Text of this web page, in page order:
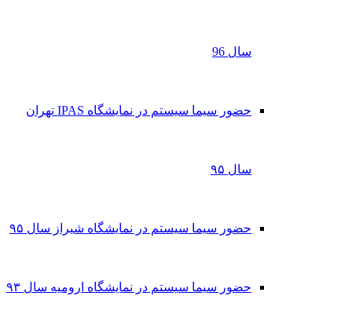
سال 96
حضور سیما سیستم در نمایشگاه IPAS تهران
سال ۹۵
حضور سیما سیستم در نمایشگاه شیراز سال ۹۵
حضور سیما سیستم در نمایشگاه ارومیه سال ۹۳